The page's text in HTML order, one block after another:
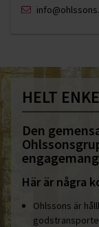
HELT
Den
Här är några
Ohlssons är